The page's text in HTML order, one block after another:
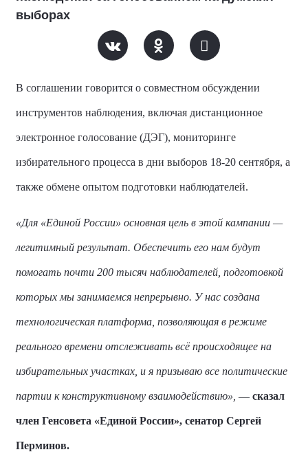
выборах
В соглашении говорится о совместном обсуждении
инструментов наблюдения, включая дистанционное
электронное голосование (ДЭГ), мониторинге
избирательного процесса в дни выборов 18-20 сентября, а
также обмене опытом подготовки наблюдателей.
«Для «Единой России» основная цель в этой кампании —
легитимный результат. Обеспечить его нам будут
помогать почти 200 тысяч наблюдателей, подготовкой
которых мы занимаемся непрерывно. У нас создана
технологическая платформа, позволяющая в режиме
реального времени отслеживать всё происходящее на
избирательных участках, и я призываю все политические
партии к конструктивному взаимодействию», — сказал
член Генсовета «Единой России», сенатор Сергей
Перминов.